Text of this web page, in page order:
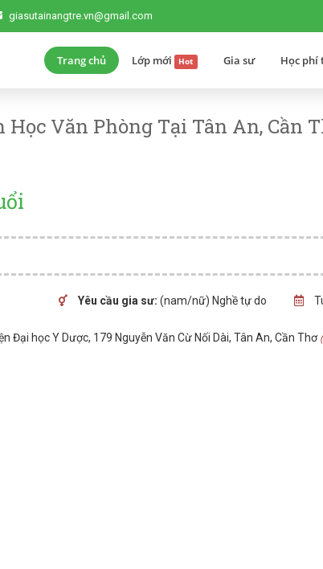
giasutainangtre.vn@gmail.com
Trang chủ Lớp mới Hot Gia sư Học
Học Văn Phòng Tại Tân An, Cần
Yêu cầu gia sư: (nam/nữ) Nghề tự do
Đại học Y Dược, 179 Nguyễn Văn Cừ Nối Dài, Tân An, Cần Thơ